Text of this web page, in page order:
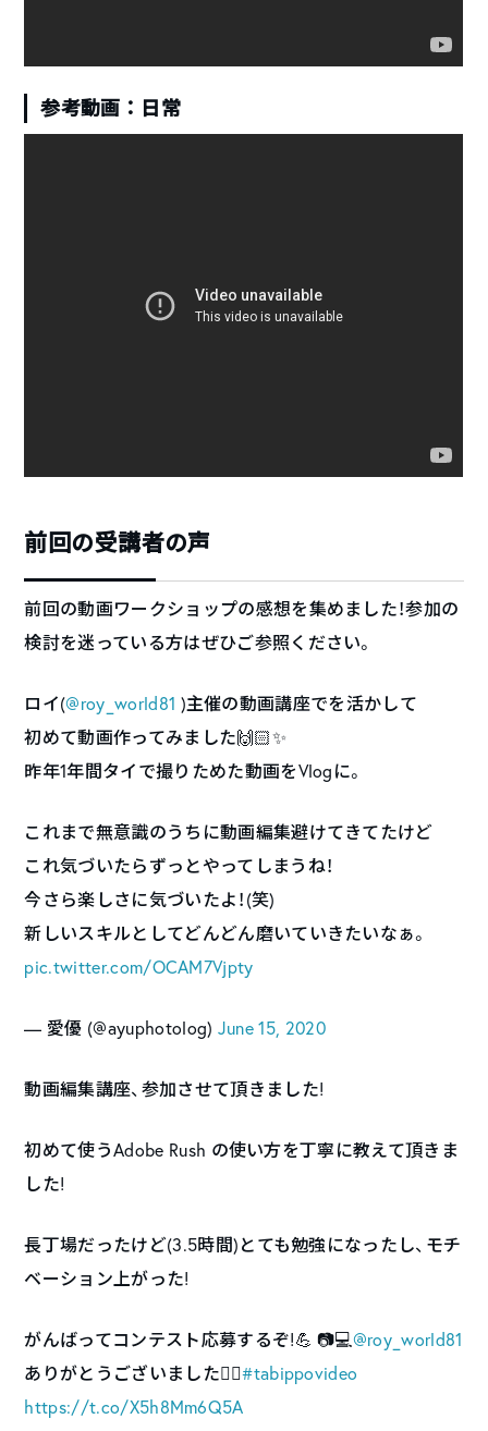
参考動画：日常
前回の受講者の声
前回の動画ワークショップの感想を集めました！参加の
検討を迷っている方はぜひご参照ください。
ロイ(@roy_world81 )主催の動画講座でを活かして
初めて動画作ってみました🙌🏻✨
昨年1年間タイで撮りためた動画をVlogに。
これまで無意識のうちに動画編集避けてきてたけど
これ気づいたらずっとやってしまうね！
今さら楽しさに気づいたよ！(笑)
新しいスキルとしてどんどん磨いていきたいなぁ。
pic.twitter.com/OCAM7Vjpty
— 愛優 (@ayuphotolog) June 15, 2020
動画編集講座、参加させて頂きました!
初めて使うAdobe Rush の使い方を丁寧に教えて頂きま
した!
長丁場だったけど(3.5時間)とても勉強になったし、モチ
ベーション上がった!
がんばってコンテスト応募するぞ!💪 📷💻@roy_world81
ありがとうございました🙇‍♀️#tabippovideo
https://t.co/X5h8Mm6Q5A